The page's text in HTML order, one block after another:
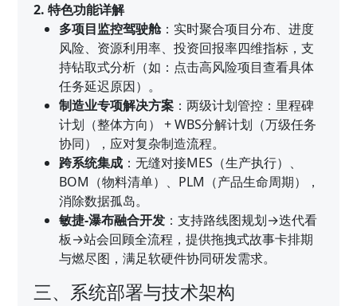
2. 特色功能详解
多项目监控驾驶舱：实时聚合项目分布、进度
风险、资源利用率、投资回报率四维指标，支
持钻取式分析（如：点击高风险项目查看具体
任务延迟原因）。
制造业专项解决方案 ：两级计划管控：里程碑
计划（整体方向） + WBS分解计划（万级任务
协同），应对复杂制造流程。
跨系统集成 ：无缝对接MES（生产执行）、
BOM（物料清单）、PLM（产品生命周期），
消除数据孤岛。
敏捷-瀑布融合开发 ：支持路线图规划→迭代看
板→站会回顾全流程，提供拖拽式故事卡排期
与燃尽图，满足软硬件协同研发需求。
三、系统部署与技术架构